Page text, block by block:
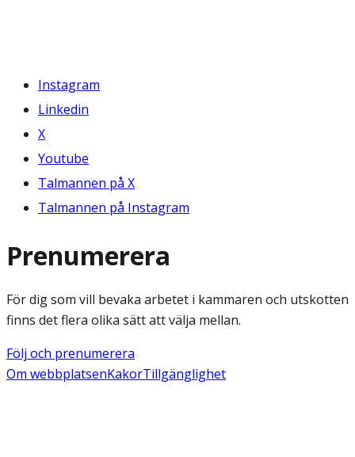
Instagram
Linkedin
X
Youtube
Talmannen på X
Talmannen på Instagram
Prenumerera
För dig som vill bevaka arbetet i kammaren och utskotten
finns det flera olika sätt att välja mellan.
Följ och prenumerera
Om webbplatsenKakorTillgänglighet